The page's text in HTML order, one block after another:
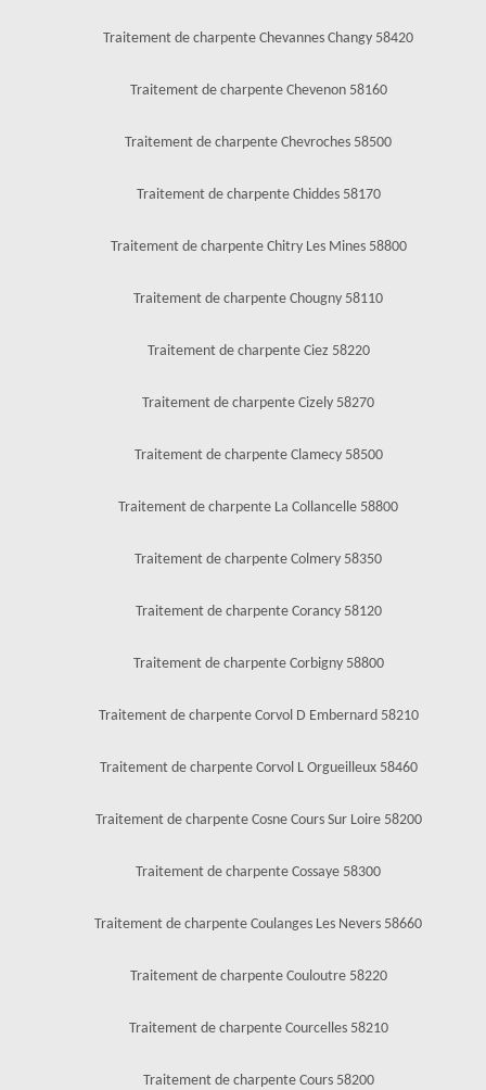
Traitement de charpente Chevannes Changy 58420
Traitement de charpente Chevenon 58160
Traitement de charpente Chevroches 58500
Traitement de charpente Chiddes 58170
Traitement de charpente Chitry Les Mines 58800
Traitement de charpente Chougny 58110
Traitement de charpente Ciez 58220
Traitement de charpente Cizely 58270
Traitement de charpente Clamecy 58500
Traitement de charpente La Collancelle 58800
Traitement de charpente Colmery 58350
Traitement de charpente Corancy 58120
Traitement de charpente Corbigny 58800
Traitement de charpente Corvol D Embernard 58210
Traitement de charpente Corvol L Orgueilleux 58460
Traitement de charpente Cosne Cours Sur Loire 58200
Traitement de charpente Cossaye 58300
Traitement de charpente Coulanges Les Nevers 58660
Traitement de charpente Couloutre 58220
Traitement de charpente Courcelles 58210
Traitement de charpente Cours 58200